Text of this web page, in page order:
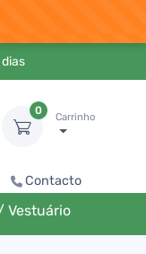
0
Carrinho
Contacto
Vestuário